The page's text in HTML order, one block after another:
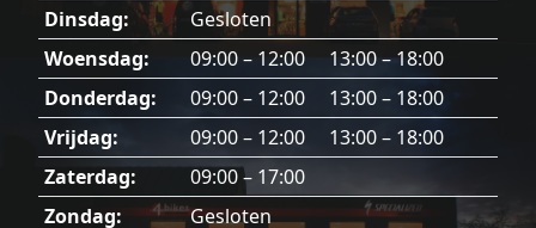
Dinsdag:
Gesloten
Woensdag:
09:00 – 12:00 13:00 – 18:00
Donderdag:
09:00 – 12:00 13:00 – 18:00
Vrijdag:
09:00 – 12:00 13:00 – 18:00
Zaterdag:
09:00 – 17:00
Zondag:
Gesloten